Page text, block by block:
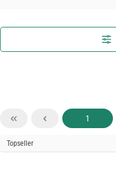
Seite
1